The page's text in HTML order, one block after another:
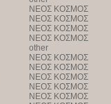
NEOΣ KOΣMOΣ
NEOΣ KOΣMOΣ
NEOΣ KOΣMOΣ
NEOΣ KOΣMOΣ
other
NEOΣ KOΣMOΣ
NEOΣ KOΣMOΣ
NEOΣ KOΣMOΣ
NEOΣ KOΣMOΣ
NEOΣ KOΣMOΣ